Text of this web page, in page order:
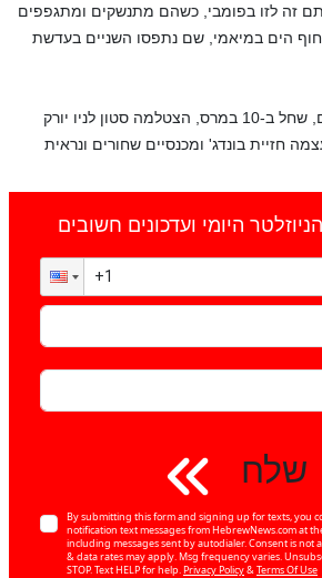
זה לזו בפומבי, כשהם מתנשקים ומתגפפים
הים במיאמי, שם נתפסו השניים בעדשת
לציון יום הולדתה השישים, שחל ב-10 במרס, הצטלמה סטון לניו יורק
חזיית בונדג' ומכנסיים שחורים ונראית
היומי ועדכונים חשובים
שלח
By submitting this form and signing up for texts, you
notification text messages from HebrewNews.com at
including messages sent by autodialer. Consent is not
& data rates may apply. Msg frequency varies.
STOP. Text HELP for help. Privacy Policy& Terms Of Use